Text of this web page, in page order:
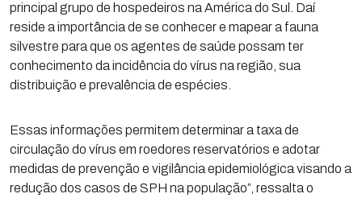
principal grupo de hospedeiros na América do Sul. Daí
reside a importância de se conhecer e mapear a fauna
silvestre para que os agentes de saúde possam ter
conhecimento da incidência do vírus na região, sua
distribuição e prevalência de espécies.
Essas informações permitem determinar a taxa de
circulação do vírus em roedores reservatórios e adotar
medidas de prevenção e vigilância epidemiológica visando a
redução dos casos de SPH na população”, ressalta o